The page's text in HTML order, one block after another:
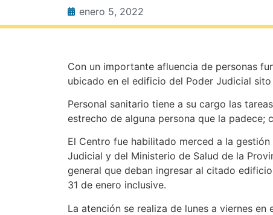
enero 5, 2022
Con un importante afluencia de personas
ubicado en el edificio del Poder Judicial
Personal sanitario tiene a su cargo las
estrecho de alguna persona que la padece;
El Centro fue habilitado merced a la
Judicial y del Ministerio de Salud de la
general que deban ingresar al citado
31 de enero inclusive.
La atención se realiza de lunes a viernes en